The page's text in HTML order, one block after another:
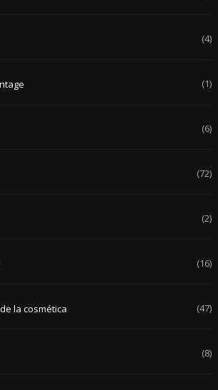
(4)
(1)
(6)
(72)
(2)
(16)
la cosmética (47)
(8)